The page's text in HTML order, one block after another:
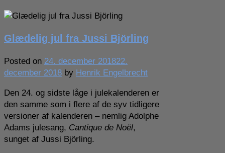
Glædelig jul fra Jussi Björling
Posted on 24. december 201822.
december 2018 by Henrik Engelbrecht
Den 24. og sidste låge i julekalenderen er
den samme som i flere af de syv tidligere
versioner af kalenderen – nemlig Adolphe
Adams julesang, Cantique de Noël,
sunget af Jussi Björling.